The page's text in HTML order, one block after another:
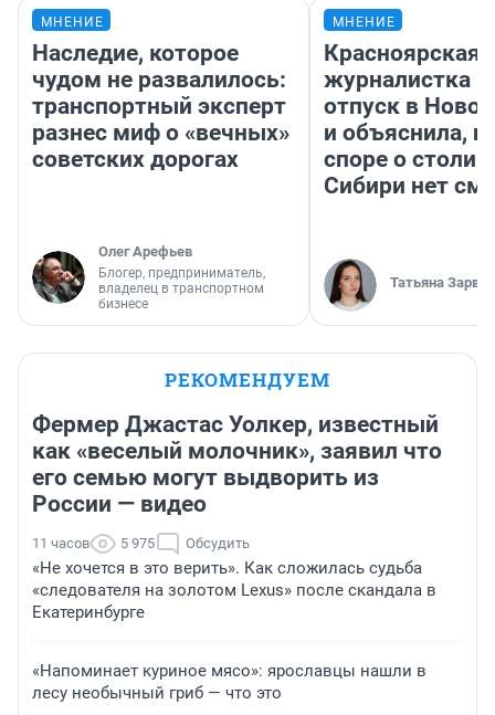
МНЕНИЕ
Наследие, которое
чудом не развалилось:
транспортный эксперт
разнес миф о «вечных»
советских дорогах
Олег Арефьев
Блогер, предприниматель,
владелец в транспортном
бизнесе
МНЕНИЕ
Красноярская
журналистка
отпуск в
и объяснила,
споре о
Сибири нет
Татьяна Зарва
РЕКОМЕНДУЕМ
Фермер Джастас Уолкер, известный
как «веселый молочник», заявил что
его семью могут выдворить из
России — видео
11 часов 5 975 Обсудить
«Не хочется в это верить». Как сложилась судьба
«следователя на золотом Lexus» после скандала в
Екатеринбурге
«Напоминает куриное мясо»: ярославцы нашли в
лесу необычный гриб — что это